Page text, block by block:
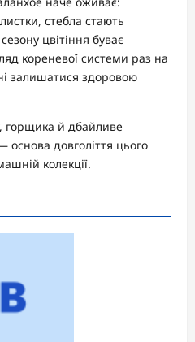
стебла стають
цвітіння буває
кореневої системи раз на
залишатися здоровою
горщика й дбайливе
довголіття цього
колекції.